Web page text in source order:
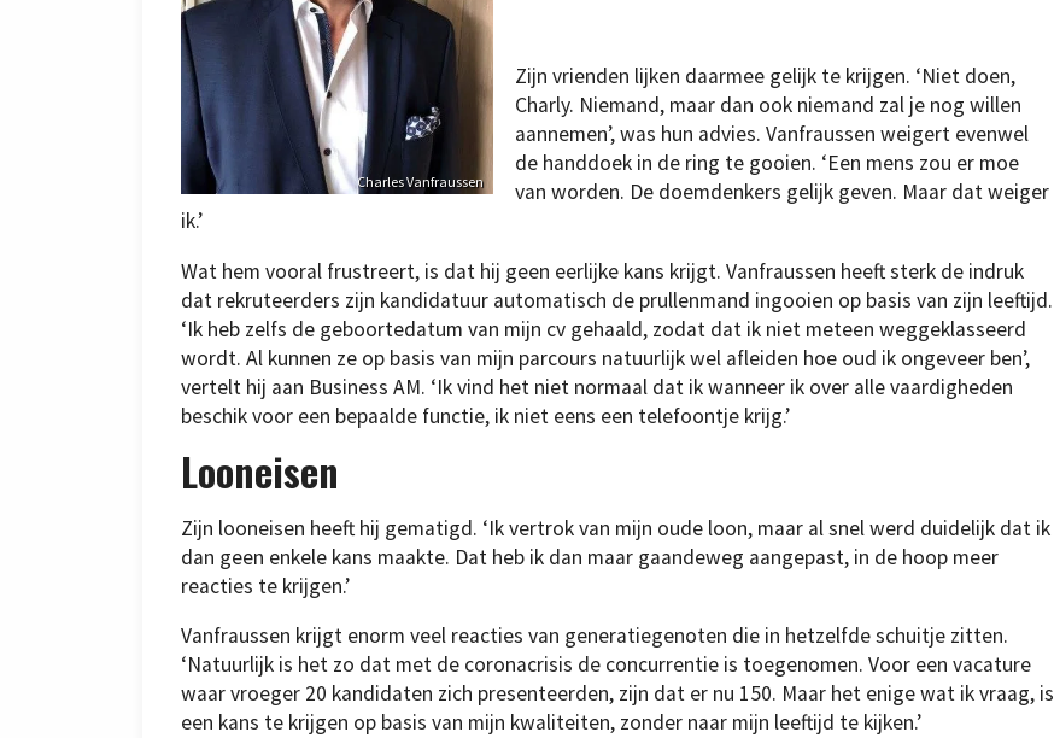
Charles Vanfraussen
Zijn vrienden lijken daarmee gelijk te krijgen. ‘Niet doen,
Charly. Niemand, maar dan ook niemand zal je nog willen
aannemen’, was hun advies. Vanfraussen weigert evenwel
de handdoek in de ring te gooien. ‘Een mens zou er moe
van worden. De doemdenkers gelijk geven. Maar dat weiger
ik.’
Wat hem vooral frustreert, is dat hij geen eerlijke kans krijgt. Vanfraussen heeft sterk de indruk
dat rekruteerders zijn kandidatuur automatisch de prullenmand ingooien op basis van zijn leeftijd.
‘Ik heb zelfs de geboortedatum van mijn cv gehaald, zodat dat ik niet meteen weggeklasseerd
wordt. Al kunnen ze op basis van mijn parcours natuurlijk wel afleiden hoe oud ik ongeveer ben’,
vertelt hij aan Business AM. ‘Ik vind het niet normaal dat ik wanneer ik over alle vaardigheden
beschik voor een bepaalde functie, ik niet eens een telefoontje krijg.’
Looneisen
Zijn looneisen heeft hij gematigd. ‘Ik vertrok van mijn oude loon, maar al snel werd duidelijk dat ik
dan geen enkele kans maakte. Dat heb ik dan maar gaandeweg aangepast, in de hoop meer
reacties te krijgen.’
Vanfraussen krijgt enorm veel reacties van generatiegenoten die in hetzelfde schuitje zitten.
‘Natuurlijk is het zo dat met de coronacrisis de concurrentie is toegenomen. Voor een vacature
waar vroeger 20 kandidaten zich presenteerden, zijn dat er nu 150. Maar het enige wat ik vraag, is
een kans te krijgen op basis van mijn kwaliteiten, zonder naar mijn leeftijd te kijken.’